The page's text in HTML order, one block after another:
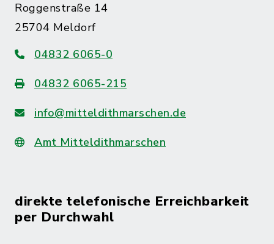
Roggenstraße 14
25704 Meldorf
04832 6065-0
04832 6065-215
info@mitteldithmarschen.de
Amt Mitteldithmarschen
direkte telefonische Erreichbarkeit
per Durchwahl